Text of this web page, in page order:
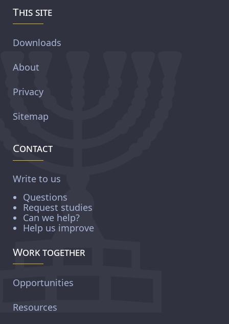
This site
Downloads
About
Privacy
Sitemap
Contact
Write to us
Questions
Request studies
Can we help?
Help us improve
Work together
Opportunities
Resources